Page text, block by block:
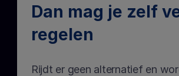
Dan mag je zelf
regelen
Rijdt er geen alternatief en